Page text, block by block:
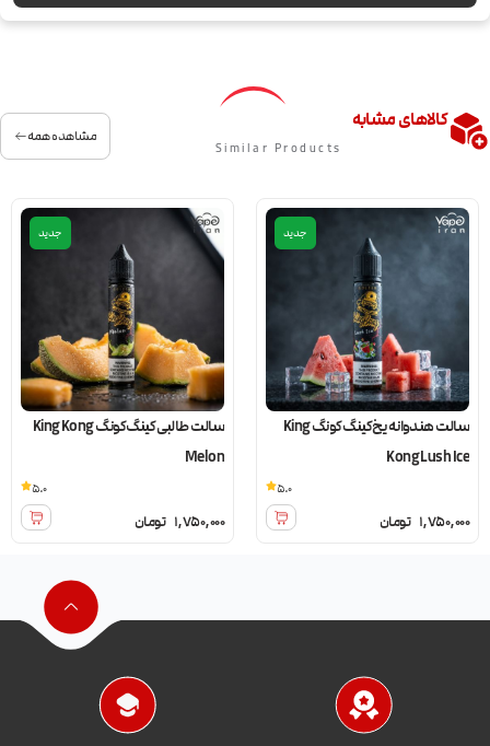
کالاهای مشابه
Similar Products
مشاهده همه
جدید
سالت هندوانه یخ کینگ کونگ King
Kong Lush Ice
1,750,000 تومان
5.0
جدید
سالت طالبی کینگ کونگ King Kong
Melon
1,750,000 تومان
5.0